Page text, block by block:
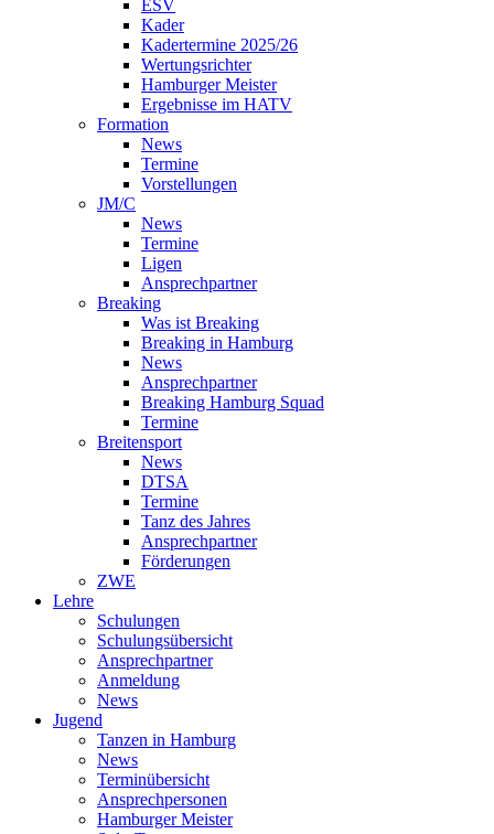
ESV
Kader
Kadertermine 2025/26
Wertungsrichter
Hamburger Meister
Ergebnisse im HATV
Formation
News
Termine
Vorstellungen
JM/C
News
Termine
Ligen
Ansprechpartner
Breaking
Was ist Breaking
Breaking in Hamburg
News
Ansprechpartner
Breaking Hamburg Squad
Termine
Breitensport
News
DTSA
Termine
Tanz des Jahres
Ansprechpartner
Förderungen
ZWE
Lehre
Schulungen
Schulungsübersicht
Ansprechpartner
Anmeldung
News
Jugend
Tanzen in Hamburg
News
Terminübersicht
Ansprechpersonen
Hamburger Meister